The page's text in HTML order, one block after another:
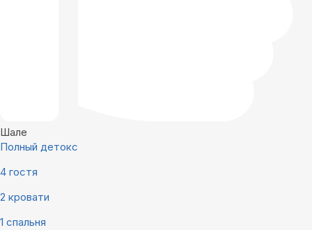
Шале
Полный детокс
4 гостя
2 кровати
1 спальня